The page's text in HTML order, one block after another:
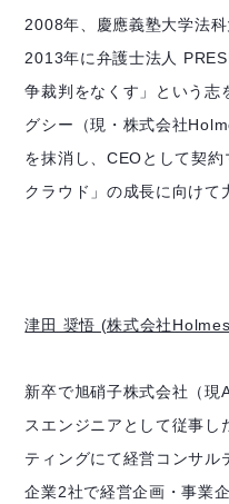
2008年、慶應義塾大学法
2013年に弁護士法人
争裁判をなくす」という志
グシー（現・株式会社
を抹消し、CEOとして契
クラウド」の成長に向けて
津田 奨悟 (株式会社
新卒で旭硝子株式会社（現
スエンジニアとして従事
ティングにて経営コンサル
企業2社で経営企画・事業